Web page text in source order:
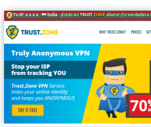
Tu IP: x.x.x.x · India ·¡Estás enTRUST.ZONEahora! ¡Tu verdadera